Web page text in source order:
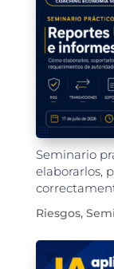
Seminario
elaborarlos,
Riesgos,